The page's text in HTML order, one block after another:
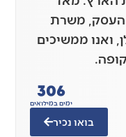
העסק, משרת
ואנו ממשיכים
ימים במילואים
306
בואו נכיר